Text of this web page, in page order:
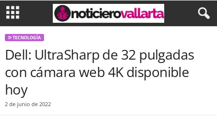
ᐅ TECNOLOGÍA
Dell: UltraSharp de 32 pulgadas
con cámara web 4K disponible
hoy
2 de junio de 2022